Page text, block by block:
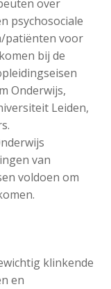
over
psychosociale
patiënten voor
bij de
Onderwijs,
Leiden,
van
voldoen om
klinkende
en